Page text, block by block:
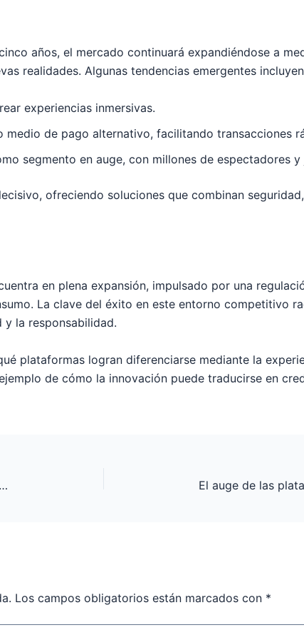
años, el mercado continuará expandiéndose a
realidades. Algunas tendencias emergentes
experiencias inmersivas.
medio de pago alternativo, facilitando transacciones
segmento en auge, con millones de espectadores
ofreciendo soluciones que combinan
en plena expansión, impulsado por una
La clave del éxito en este entorno competitivo
la responsabilidad.
plataformas logran diferenciarse mediante la
de cómo la innovación puede traducirse en
La Evolución del Juego en Línea: Cómo Sitios de Confianza Revolucionan el Sector del Juego en España
Los campos obligatorios están marcados con *